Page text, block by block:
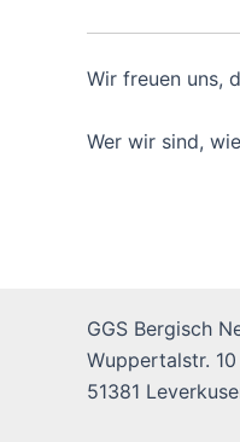
Wir freuen uns,
Wer wir sind,
GGS Bergisch
Wuppertalstr. 10
51381